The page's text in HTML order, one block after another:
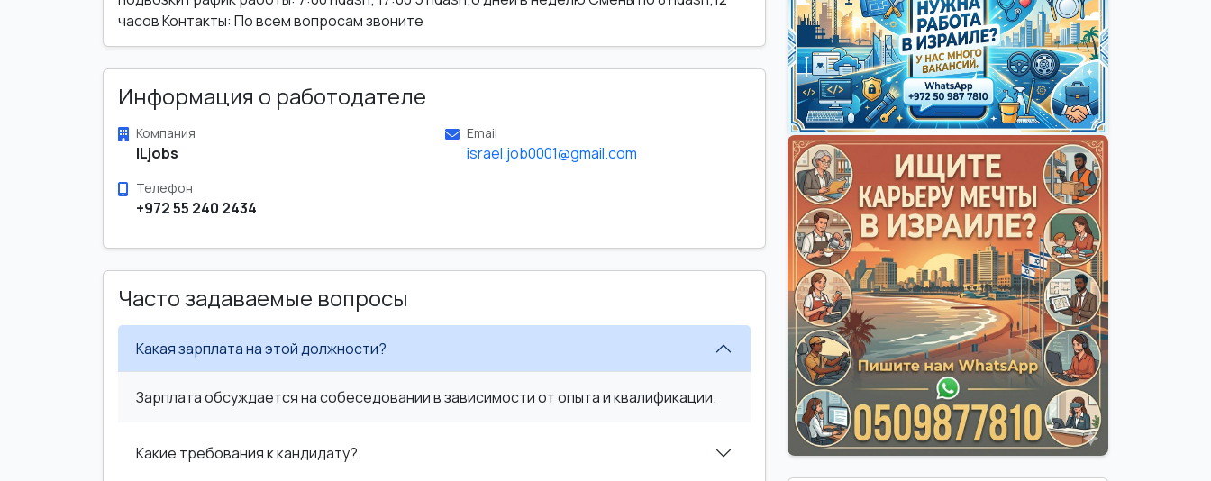
часов Контакты: По всем вопросам звоните
Информация о работодателе
Компания
ILjobs
Email
israel.job0001@gmail.com
Телефон
+972 55 240 2434
Часто задаваемые вопросы
Какая зарплата на этой должности?
Зарплата обсуждается на собеседовании в зависимости от опыта и квалификации.
Какие требования к кандидату?